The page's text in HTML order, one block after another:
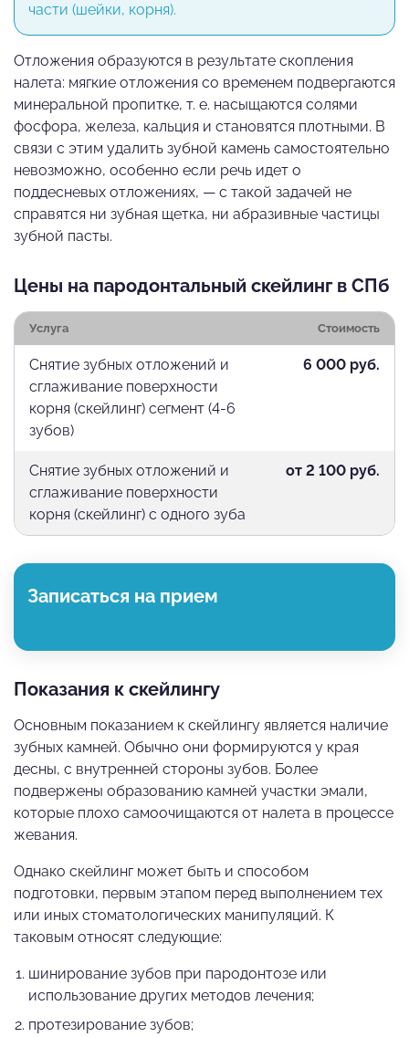
части (шейки, корня).
Отложения образуются в результате скопления
налета: мягкие отложения со временем подвергаются
минеральной пропитке, т. е. насыщаются солями
фосфора, железа, кальция и становятся плотными. В
связи с этим удалить зубной камень самостоятельно
невозможно, особенно если речь идет о
поддесневых отложениях, — с такой задачей не
справятся ни зубная щетка, ни абразивные частицы
зубной пасты.
Цены на пародонтальный скейлинг в СПб
Услуга Стоимость
Снятие зубных отложений и
сглаживание поверхности
корня (скейлинг) сегмент (4-6
зубов)
6 000 руб.
Снятие зубных отложений и
сглаживание поверхности
корня (скейлинг) с одного зуба
от 2 100 руб.
Записаться на прием
Показания к скейлингу
Основным показанием к скейлингу является наличие
зубных камней. Обычно они формируются у края
десны, с внутренней стороны зубов. Более
подвержены образованию камней участки эмали,
которые плохо самоочищаются от налета в процессе
жевания.
Однако скейлинг может быть и способом
подготовки, первым этапом перед выполнением тех
или иных стоматологических манипуляций. К
таковым относят следующие:
шинирование зубов при пародонтозе или
использование других методов лечения;
протезирование зубов;